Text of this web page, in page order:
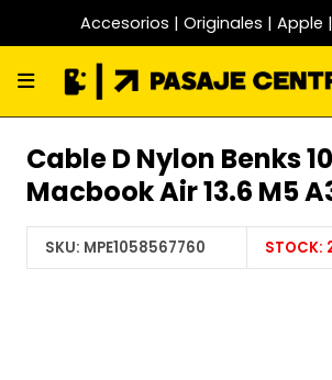
Accesorios | Originales | Apple
Cable D Nylon Benks
Macbook Air 13.6 M5
SKU: MPE1058567760 STOCK: